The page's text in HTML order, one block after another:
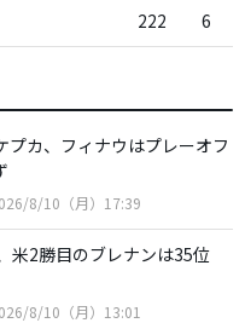
222 6
プカ、フィナウはプレーオフ
8/10（月）17:39
米2勝目のブレナンは35位
8/10（月）13:01